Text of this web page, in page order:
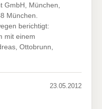
GmbH, München,
München.
berichtigt:
mit einem
Ottobrunn,
23.05.2012